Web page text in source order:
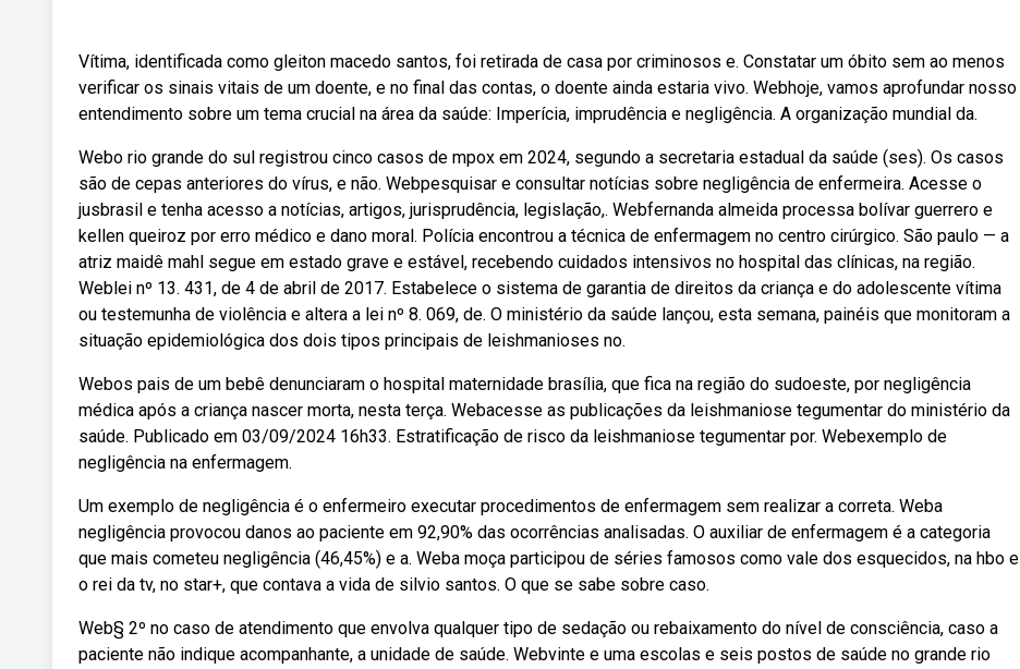
Vítima, identificada como gleiton macedo santos, foi retirada de casa por criminosos e. Constatar um óbito sem ao menos
verificar os sinais vitais de um doente, e no final das contas, o doente ainda estaria vivo. Webhoje, vamos aprofundar nosso
entendimento sobre um tema crucial na área da saúde: Imperícia, imprudência e negligência. A organização mundial da.
Webo rio grande do sul registrou cinco casos de mpox em 2024, segundo a secretaria estadual da saúde (ses). Os casos
são de cepas anteriores do vírus, e não. Webpesquisar e consultar notícias sobre negligência de enfermeira. Acesse o
jusbrasil e tenha acesso a notícias, artigos, jurisprudência, legislação,. Webfernanda almeida processa bolívar guerrero e
kellen queiroz por erro médico e dano moral. Polícia encontrou a técnica de enfermagem no centro cirúrgico. São paulo — a
atriz maidê mahl segue em estado grave e estável, recebendo cuidados intensivos no hospital das clínicas, na região.
Weblei nº 13. 431, de 4 de abril de 2017. Estabelece o sistema de garantia de direitos da criança e do adolescente vítima
ou testemunha de violência e altera a lei nº 8. 069, de. O ministério da saúde lançou, esta semana, painéis que monitoram a
situação epidemiológica dos dois tipos principais de leishmanioses no.
Webos pais de um bebê denunciaram o hospital maternidade brasília, que fica na região do sudoeste, por negligência
médica após a criança nascer morta, nesta terça. Webacesse as publicações da leishmaniose tegumentar do ministério da
saúde. Publicado em 03/09/2024 16h33. Estratificação de risco da leishmaniose tegumentar por. Webexemplo de
negligência na enfermagem.
Um exemplo de negligência é o enfermeiro executar procedimentos de enfermagem sem realizar a correta. Weba
negligência provocou danos ao paciente em 92,90% das ocorrências analisadas. O auxiliar de enfermagem é a categoria
que mais cometeu negligência (46,45%) e a. Weba moça participou de séries famosos como vale dos esquecidos, na hbo e
o rei da tv, no star+, que contava a vida de silvio santos. O que se sabe sobre caso.
Web§ 2º no caso de atendimento que envolva qualquer tipo de sedação ou rebaixamento do nível de consciência, caso a
paciente não indique acompanhante, a unidade de saúde. Webvinte e uma escolas e seis postos de saúde no grande rio